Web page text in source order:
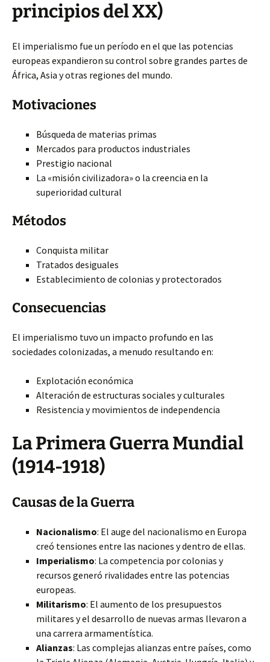
principios del XX)
El imperialismo fue un período en el que las potencias
europeas expandieron su control sobre grandes partes de
África, Asia y otras regiones del mundo.
Motivaciones
Búsqueda de materias primas
Mercados para productos industriales
Prestigio nacional
La «misión civilizadora» o la creencia en la
superioridad cultural
Métodos
Conquista militar
Tratados desiguales
Establecimiento de colonias y protectorados
Consecuencias
El imperialismo tuvo un impacto profundo en las
sociedades colonizadas, a menudo resultando en:
Explotación económica
Alteración de estructuras sociales y culturales
Resistencia y movimientos de independencia
La Primera Guerra Mundial
(1914-1918)
Causas de la Guerra
Nacionalismo: El auge del nacionalismo en Europa
creó tensiones entre las naciones y dentro de ellas.
Imperialismo: La competencia por colonias y
recursos generó rivalidades entre las potencias
europeas.
Militarismo: El aumento de los presupuestos
militares y el desarrollo de nuevas armas llevaron a
una carrera armamentística.
Alianzas: Las complejas alianzas entre países, como